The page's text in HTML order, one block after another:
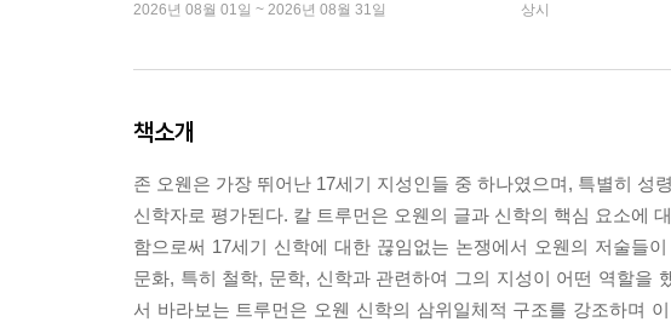
2026년 08월 01일 ~ 2026년 08월 31일 상시
책소개
존 오웬은 가장 뛰어난 17세기 지성인들 중 하나였으며, 특별히
신학자로 평가된다. 칼 트루먼은 오웬의 글과 신학의 핵심 요소에
함으로써 17세기 신학에 대한 끊임없는 논쟁에서 오웬의 저술들
문화, 특히 철학, 문학, 신학과 관련하여 그의 지성이 어떤 역할을
서 바라보는 트루먼은 오웬 신학의 삼위일체적 구조를 강조하며